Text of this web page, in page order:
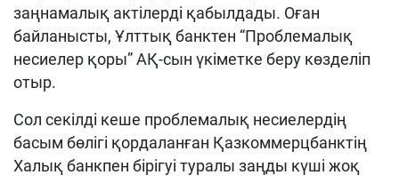
заңнамалық актілерді қабылдады. Оған
байланысты, Ұлттық банктен “Проблемалық
несиелер қоры” АҚ-сын үкіметке беру көзделіп
отыр.
Сол секілді кеше проблемалық несиелердің
басым бөлігі қордаланған Қазкоммерцбанктің
Халық банкпен бірігуі туралы заңды күші жоқ